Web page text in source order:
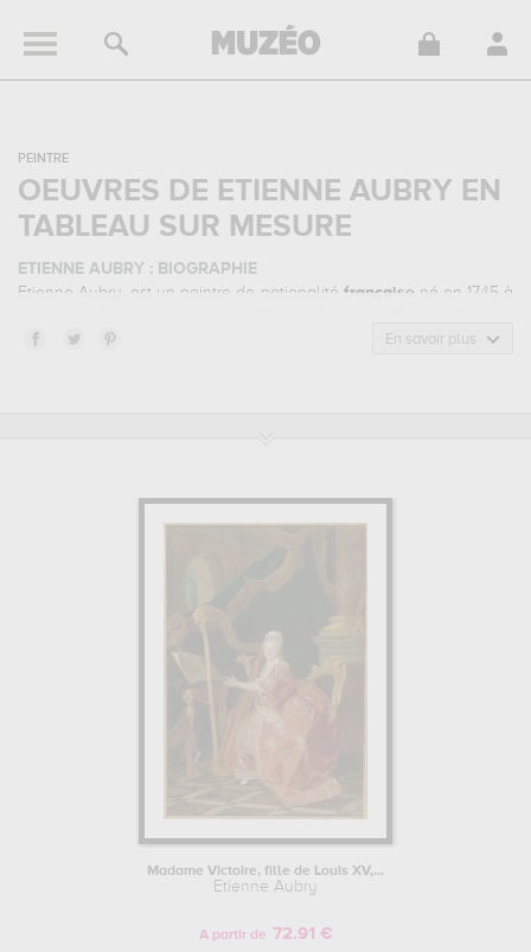
PEINTRE
OEUVRES DE ETIENNE AUBRY EN
TABLEAU SUR MESURE
ETIENNE AUBRY : BIOGRAPHIE
Etienne Aubry, est un peintre de nationalité française né en 1745 à
Aubry appartenait au style artistique néo-classicisme. Il a été
Etienne Aubry est notamment connu pour les œuvres suivantes :
d'illustrations de ses sujets favoris : portrait, histoire... Vous devrez
vous rendre au musée et domaine national de versailles et de
versailles et de trianon, versailles, france
œuvres de Etienne Aubry.
En savoir plus
Madame Victoire, fille de Louis XV,...
Etienne Aubry
A partir de 72.91 €